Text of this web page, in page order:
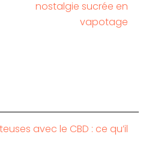
nostalgie sucrée en
vapotage
avec le CBD : ce qu’il